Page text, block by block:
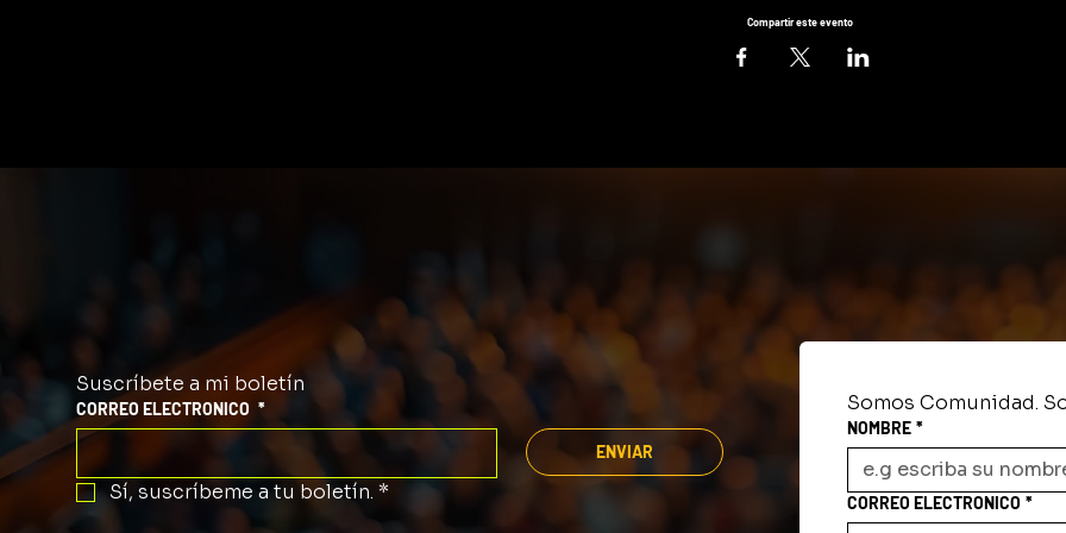
Compartir este evento
Suscríbete a mi boletín
CORREO ELECTRONICO *
ENVIAR
Sí, suscríbeme a tu boletín. *
Somos Comunidad.
NOMBRE *
CORREO ELECTRONICO *